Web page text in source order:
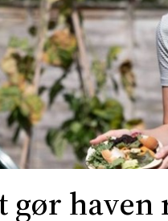
gør haven